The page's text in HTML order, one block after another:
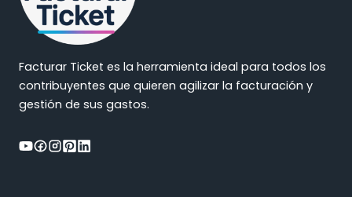
Facturar Ticket es la herramienta ideal para todos los
contribuyentes que quieren agilizar la facturación y
gestión de sus gastos.